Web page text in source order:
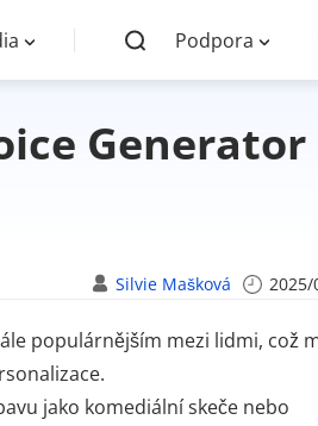
Podpora
Generator
Silvie Mašková 2025/
populárnějším mezi lidmi, což
jako komediální skeče nebo